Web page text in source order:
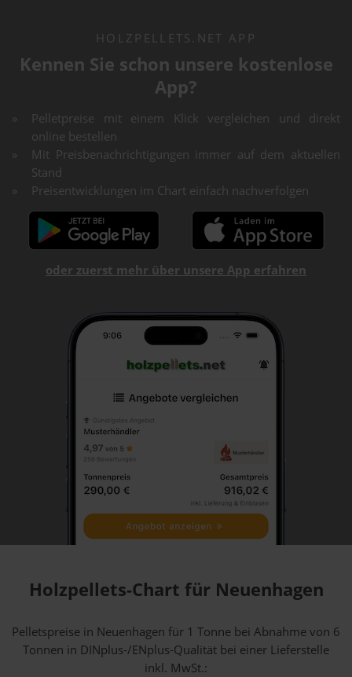
HOLZPELLETS.NET APP
Kennen Sie schon unsere kostenlose
App?
Pelletpreise mit einem Klick vergleichen und direkt
online bestellen
Mit Preisbenachrichtigungen immer auf dem aktuellen
Stand
Preisentwicklungen im Chart einfach nachverfolgen
oder zuerst mehr über unsere App erfahren
Holzpellets-Chart für Neuenhagen
Pelletspreise in Neuenhagen für 1 Tonne bei Abnahmevon 6
Tonnen in DINplus-/ENplus-Qualität bei einer Lieferstelle
inkl. MwSt.: